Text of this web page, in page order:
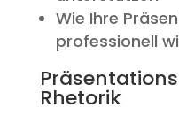
Wie Ihre
professionell
Rhetorik